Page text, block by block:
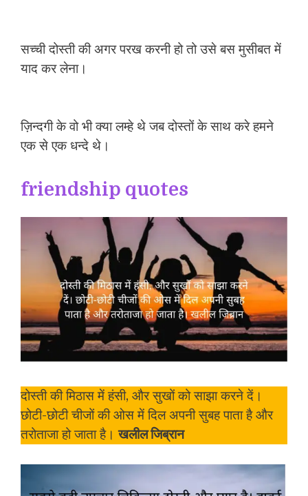
सच्ची दोस्ती की अगर परख करनी हो तो उसे बस मुसीबत में
याद कर लेना।
ज़िन्दगी के वो भी क्या लम्हे थे जब दोस्तों के साथ करे हमने
एक से एक धन्दे थे।
friendship quotes
दोस्ती की मिठास में हंसी, और सुखों को साझा करने दें।
छोटी-छोटी चीजों की ओस में दिल अपनी सुबह पाता है और
तरोताजा हो जाता है।खलील जिब्रान